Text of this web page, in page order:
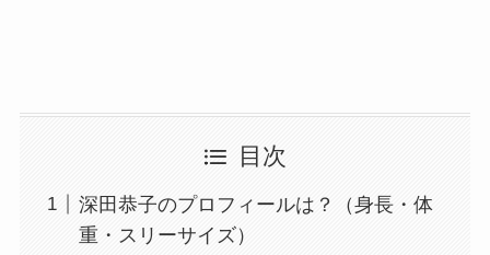
目次
深田恭子のプロフィールは？（身長・体
重・スリーサイズ）